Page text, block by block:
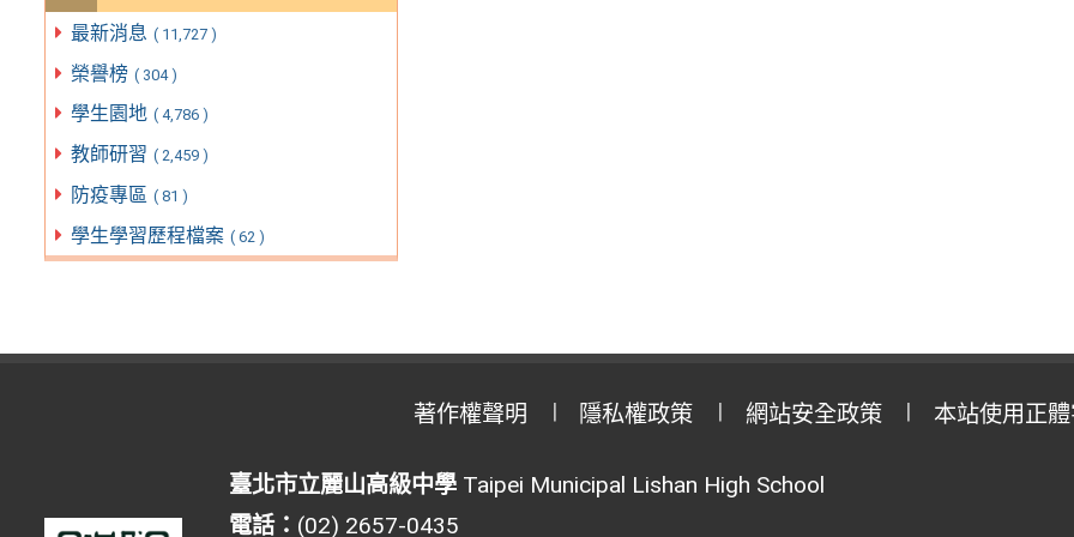
最新消息 ( 11,727 )
榮譽榜 ( 304 )
學生園地 ( 4,786 )
教師研習 ( 2,459 )
防疫專區 ( 81 )
學生學習歷程檔案 ( 62 )
著作權聲明 隱私權政策 網站安全政策 本站使用正
臺北市立麗山高級中學Taipei Municipal Lishan High School
電話： (02) 2657-0435